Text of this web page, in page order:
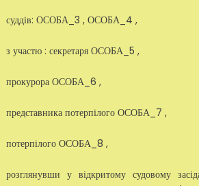
суддів: ОСОБА_3 , ОСОБА_4 ,
з участю : секретаря ОСОБА_5 ,
прокурора ОСОБА_6 ,
представника потерпілого ОСОБА_7 ,
потерпілого ОСОБА_8 ,
розглянувши у відкритому судовому